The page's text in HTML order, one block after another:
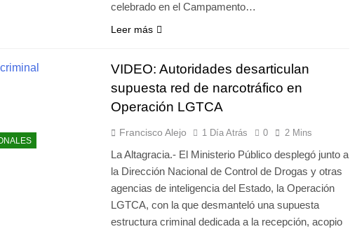
celebrado en el Campamento…
Leer más
VIDEO: Autoridades desarticulan
supuesta red de narcotráfico en
Operación LGTCA
Francisco Alejo 1 Día Atrás 0 2 Mins
La Altagracia.- El Ministerio Público desplegó junto a
la Dirección Nacional de Control de Drogas y otras
agencias de inteligencia del Estado, la Operación
LGTCA, con la que desmanteló una supuesta
estructura criminal dedicada a la recepción, acopio